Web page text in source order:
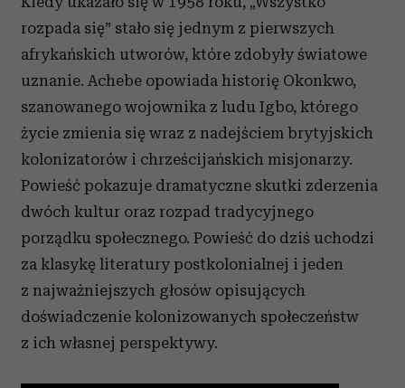
społecznościowym, reklamowym i analitycznym.
Partnerzy mogą połączyć te informacje z innymi danymi
otrzymanymi od Ciebie lub uzyskanymi podczas
korzystania z ich usług.
rozpada się” stało się jednym z pierwszych
afrykańskich utworów, które zdobyły światowe
uznanie. Achebe opowiada historię Okonkwo,
szanowanego wojownika z ludu Igbo, którego
życie zmienia się wraz z nadejściem brytyjskich
kolonizatorów i chrześcijańskich misjonarzy.
Powieść pokazuje dramatyczne skutki zderzenia
dwóch kultur oraz rozpad tradycyjnego
porządku społecznego. Powieść do dziś uchodzi
za klasykę literatury postkolonialnej i jeden
z najważniejszych głosów opisujących
doświadczenie kolonizowanych społeczeństw
z ich własnej perspektywy.